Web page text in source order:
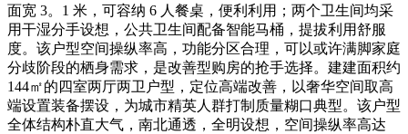
面宽 3。1 米，可容纳 6 人餐桌，便利利用；两个卫生间均采
用干湿分手设想，公共卫生间配备智能马桶，提拔利用舒服
度。该户型空间操纵率高，功能分区合理，可以或许满脚家庭
分歧阶段的栖身需求，是改善型购房的抢手选择。建建面积约
144㎡的四室两厅两卫户型，定位高端改善，以奢华空间取高
端设置装备摆设，为城市精英人群打制质量糊口典型。该户型
全体结构朴直大气，南北通透，全明设想，空间操纵率高达